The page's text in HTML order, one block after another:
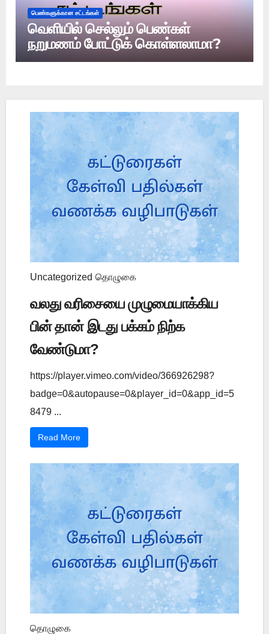
பெண்களுக்கான சட்டங்கள்
வெளியில் செல்லும் பெண்கள்
நறுமணம் போட்டுக் கொள்ளலாமா?
Uncategorized தொழுகை
வலது வரிசையை முழுமையாக்கிய
பின் தான் இடது பக்கம் நிற்க
வேண்டுமா?
https://player.vimeo.com/video/366926298?
badge=0&autopause=0&player_id=0&app_id=5
8479 ...
Read More
தொழுகை